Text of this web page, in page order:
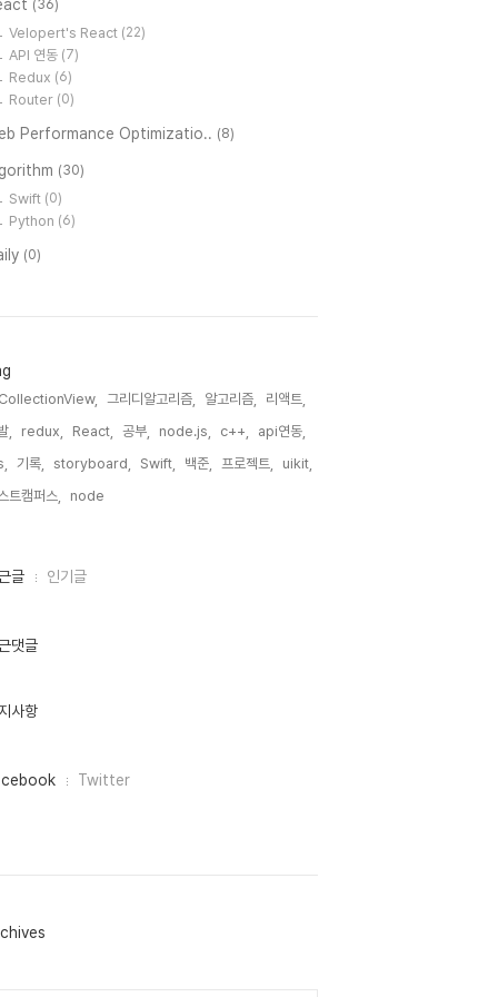
(36)
Velopert's React (22)
API 연동 (7)
Redux (6)
Router (0)
Performance Optimizatio.. (8)
(30)
Swift (0)
Python (6)
(0)
그리디알고리즘, 알고리즘,
리액트,
,
redux, React, 공부, node.js, c++,
api연동,
기록, storyboard, Swift, 백준, 프로젝트,
uikit,
트캠퍼스,
node,
글 인기글
댓글
사항
Twitter